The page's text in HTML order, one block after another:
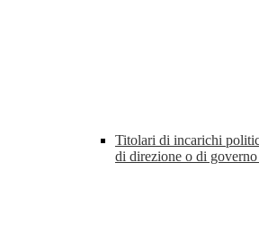
Titolari di incarichi
di direzione o di governo